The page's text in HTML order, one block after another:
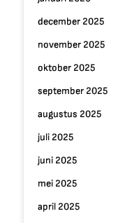
december 2025
november 2025
oktober 2025
september 2025
augustus 2025
juli 2025
juni 2025
mei 2025
april 2025